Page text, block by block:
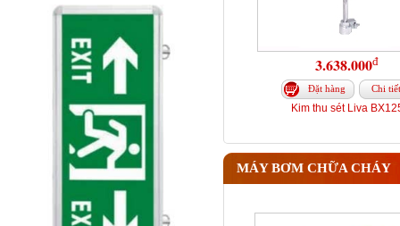
3.638.000đ
Đặt hàng Chi tiết
Kim thu sét Liva
MÁY BƠM CHỮA CHÁY